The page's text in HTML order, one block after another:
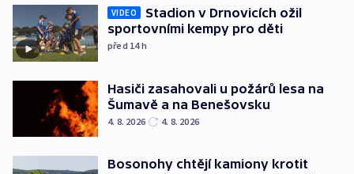
VIDEO
Stadion v Drnovicích ožil
sportovními kempy pro děti
před 14h
Hasiči zasahovali u požárů lesa na
Šumavě a na Benešovsku
4. 8. 2026 4. 8. 2026
Bosonohy chtějí kamiony krotit